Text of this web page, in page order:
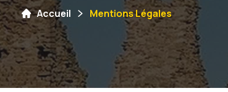
Accueil Mentions Légales